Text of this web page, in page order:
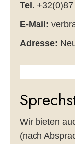
Tel.
E-Mail:
Adresse:
Wir bieten
(nach